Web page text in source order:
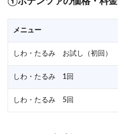
メニュー
しわ・たるみ お試し（初回）
しわ・たるみ 1回
しわ・たるみ 5回